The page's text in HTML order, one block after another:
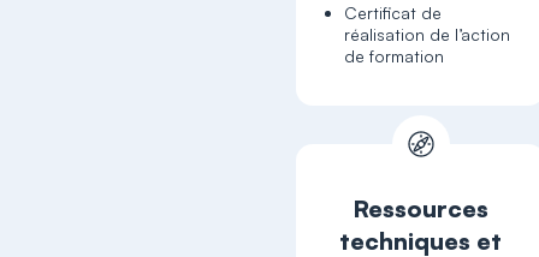
Certificat de
réalisation de l’action
de formation
Ressources
techniques et